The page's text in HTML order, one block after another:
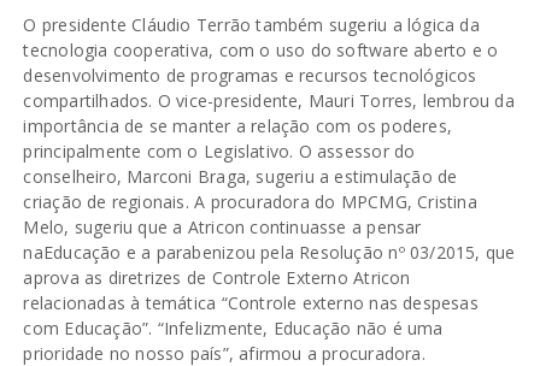
O presidente Cláudio Terrão também sugeriu a lógica da
tecnologia cooperativa, com o uso do software aberto e o
desenvolvimento de programas e recursos tecnológicos
compartilhados. O vice-presidente, Mauri Torres, lembrou da
importância de se manter a relação com os poderes,
principalmente com o Legislativo. O assessor do
conselheiro, Marconi Braga, sugeriu a estimulação de
criação de regionais. A procuradora do MPCMG, Cristina
Melo, sugeriu que a Atricon continuasse a pensar
naEducação e a parabenizou pela Resolução nº 03/2015, que
aprova as diretrizes de Controle Externo Atricon
relacionadas à temática “Controle externo nas despesas
com Educação”. “Infelizmente, Educação não é uma
prioridade no nosso país”, afirmou a procuradora.